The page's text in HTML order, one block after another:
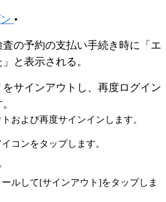
•
の予約の支払い手続き時に「エ
と表示される。
をサインアウトし、再度ログイン
および再度サインインします。
コンをタップします。
ルして[サインアウト]をタップしま